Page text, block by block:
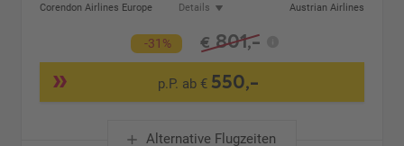
Corendon Airlines Europe
Details
Austrian Airlines
-31% € 801,-
p.P. ab € 550,-
Alternative Flugzeiten